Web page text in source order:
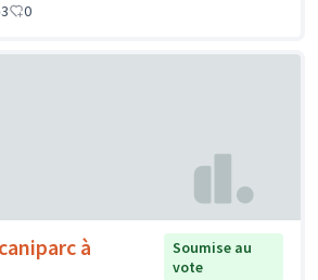
3 0
à
Soumise au
vote